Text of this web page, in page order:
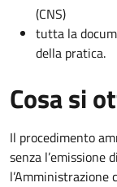
(CNS)
tutta la
della pratica.
Cosa si
Il procedimento
senza l’emissione
l’Amministrazione